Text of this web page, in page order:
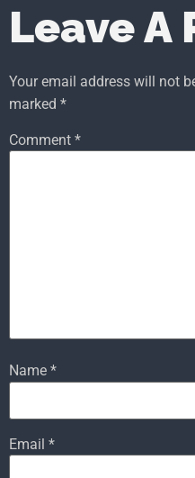
Leave A
Your email address will not
marked *
Comment *
Name *
Email *